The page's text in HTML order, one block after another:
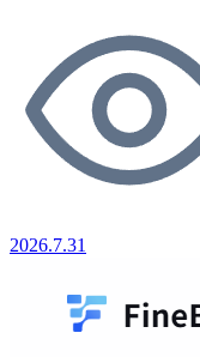
2026.7.31